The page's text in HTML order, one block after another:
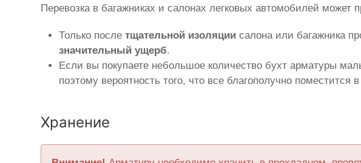
Перевозка в багажниках и салонах легковых автомобилей может
Только послетщательной изоляции салона или багажника
значительный ущерб.
Если вы покупаете небольшое количество бухт арматуры
поэтому вероятность того, что все благополучно
Хранение